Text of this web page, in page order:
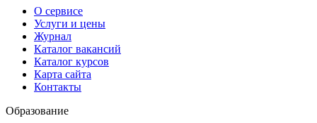
О сервисе
Услуги и цены
Журнал
Каталог вакансий
Каталог курсов
Карта сайта
Контакты
Образование